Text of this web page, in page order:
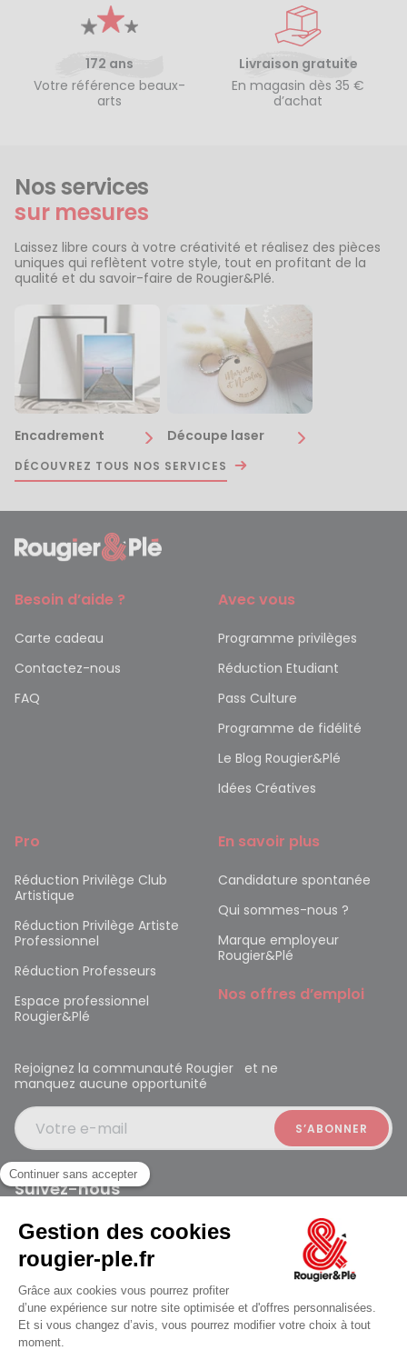
Ferme à 19:30
172 ans
Votre référence beaux-
arts
Livraison gratuite
En magasin dès 35 €
d’achat
Nos services
sur mesures
Laissez libre cours à votre créativité et réalisez des pièces
uniques qui reflètent votre style, tout en profitant de la
qualité et du savoir-faire de Rougier&Plé.
Encadrement Découpe laser
DÉCOUVREZ TOUS NOS SERVICES
Besoin d’aide ?
Carte cadeau
Contactez-nous
FAQ
Avec vous
Programme privilèges
Réduction Etudiant
Pass Culture
Programme de fidélité
Le Blog Rougier&Plé
Idées Créatives
Pro
Réduction Privilège Club
Artistique
Réduction Privilège Artiste
Professionnel
Réduction Professeurs
Espace professionnel
Rougier&Plé
En savoir plus
Candidature spontanée
Qui sommes-nous ?
Marque employeur
Rougier&Plé
Nos offres d’emploi
Rejoignez la communauté Rougier et ne
manquez aucune opportunité
Votre e-mail
Suivez-nous
Rougier et Plé 2024 Copyright